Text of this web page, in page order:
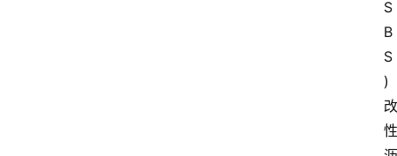
S
B
S
)
改
性